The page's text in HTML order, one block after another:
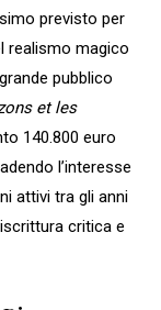
previsto per
realismo magico
pubblico
et les
140.800 euro
l’interesse
attivi tra gli anni
critica e